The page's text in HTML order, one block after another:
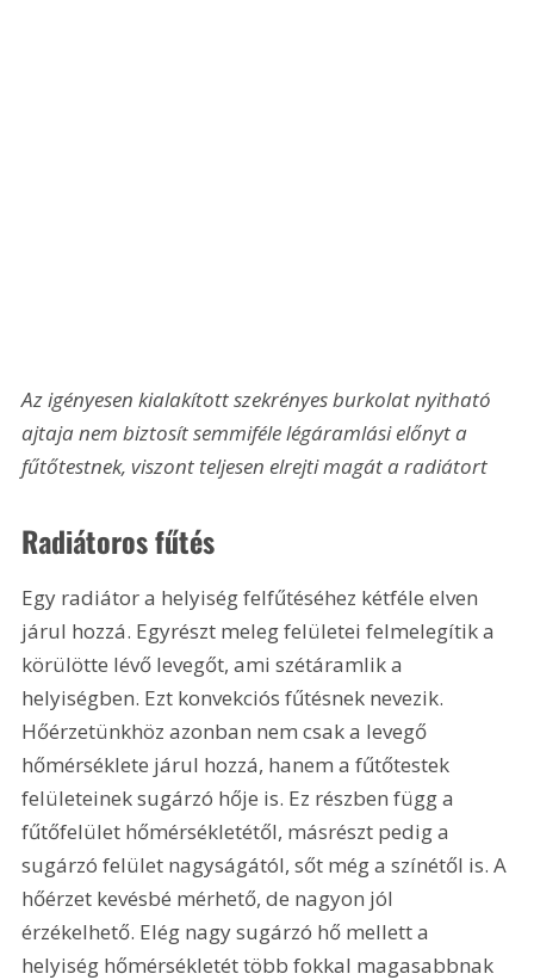
Az igényesen kialakított szekrényes burkolat nyitható
ajtaja nem biztosít semmiféle légáramlási előnyt a
fűtőtestnek, viszont teljesen elrejti magát a radiátort
Radiátoros fűtés
Egy radiátor a helyiség felfűtéséhez kétféle elven
járul hozzá. Egyrészt meleg felületei felmelegítik a
körülötte lévő levegőt, ami szétáramlik a
helyiségben. Ezt konvekciós fűtésnek nevezik.
Hőérzetünkhöz azonban nem csak a levegő
hőmérséklete járul hozzá, hanem a fűtőtestek
felületeinek sugárzó hője is. Ez részben függ a
fűtőfelület hőmérsékletétől, másrészt pedig a
sugárzó felület nagyságától, sőt még a színétől is. A
hőérzet kevésbé mérhető, de nagyon jól
érzékelhető. Elég nagy sugárzó hő mellett a
helyiség hőmérsékletét több fokkal magasabbnak